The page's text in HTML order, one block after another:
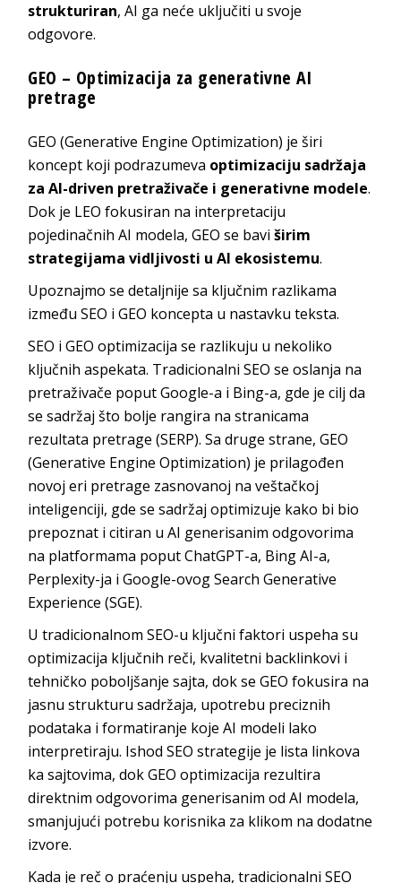
strukturiran, AI ga neće uključiti u svoje
odgovore.
GEO – Optimizacija za generativne AI
pretrage
GEO (Generative Engine Optimization) je širi
koncept koji podrazumeva optimizaciju sadržaja
za AI-driven pretraživače i generativne modele.
Dok je LEO fokusiran na interpretaciju
pojedinačnih AI modela, GEO se baviširim
strategijama vidljivosti u AI ekosistemu.
Upoznajmo se detaljnije sa ključnim razlikama
između SEO i GEO koncepta u nastavku teksta.
SEO i GEO optimizacija se razlikuju u nekoliko
ključnih aspekata. Tradicionalni SEO se oslanja na
pretraživače poput Google-a i Bing-a, gde je cilj da
se sadržaj što bolje rangira na stranicama
rezultata pretrage (SERP). Sa druge strane, GEO
(Generative Engine Optimization) je prilagođen
novoj eri pretrage zasnovanoj na veštačkoj
inteligenciji, gde se sadržaj optimizuje kako bi bio
prepoznat i citiran u AI generisanim odgovorima
na platformama poput ChatGPT-a, Bing AI-a,
Perplexity-ja i Google-ovog Search Generative
Experience (SGE).
U tradicionalnom SEO-u ključni faktori uspeha su
optimizacija ključnih reči, kvalitetni backlinkovi i
tehničko poboljšanje sajta, dok se GEO fokusira na
jasnu strukturu sadržaja, upotrebu preciznih
podataka i formatiranje koje AI modeli lako
interpretiraju. Ishod SEO strategije je lista linkova
ka sajtovima, dok GEO optimizacija rezultira
direktnim odgovorima generisanim od AI modela,
smanjujući potrebu korisnika za klikom na dodatne
izvore.
Kada je reč o praćenju uspeha, tradicionalni SEO